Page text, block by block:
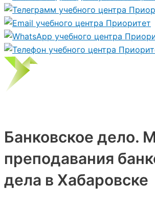
Банковское дело.
преподавания
дела в Хабаровске